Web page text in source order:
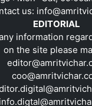
us:
EDITORIAL
information
on the site please